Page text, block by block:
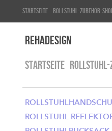
Startseite ROLLSTUHL-ZUBEHÖR-
RehaDesign
STARTSEITE
ROLLSTUHL